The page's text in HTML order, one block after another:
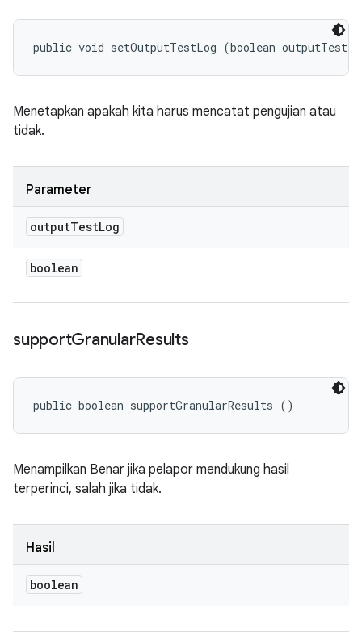
public void setOutputTestLog (boolean
Menetapkan apakah kita harus mencatat pengujian atau
tidak.
Parameter
outputTestLog
boolean
supportGranularResults
public boolean supportGranularResults ()
Menampilkan Benar jika pelapor mendukung hasil
terperinci, salah jika tidak.
Hasil
boolean